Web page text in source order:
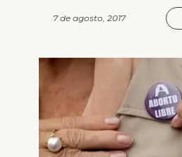
7 de agosto, 2017